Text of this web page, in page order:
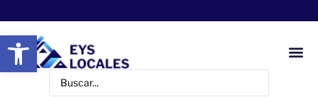
Abrir barra de herramientas